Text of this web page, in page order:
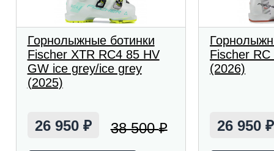
Горнолыжные ботинки
Fischer XTR RC4 85 HV
GW ice grey/ice grey
(2025)
26 950 ₽ 38 500₽
Fischer
(2026)
26 950₽